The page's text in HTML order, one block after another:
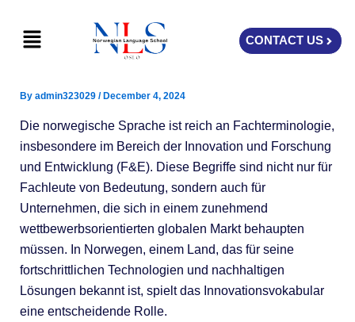
content
Menu CONTACT US
By admin323029 /December 4, 2024
Die norwegische Sprache ist reich an Fachterminologie,
insbesondere im Bereich der Innovation und Forschung
und Entwicklung (F&E). Diese Begriffe sind nicht nur für
Fachleute von Bedeutung, sondern auch für
Unternehmen, die sich in einem zunehmend
wettbewerbsorientierten globalen Markt behaupten
müssen. In Norwegen, einem Land, das für seine
fortschrittlichen Technologien und nachhaltigen
Lösungen bekannt ist, spielt das Innovationsvokabular
eine entscheidende Rolle.